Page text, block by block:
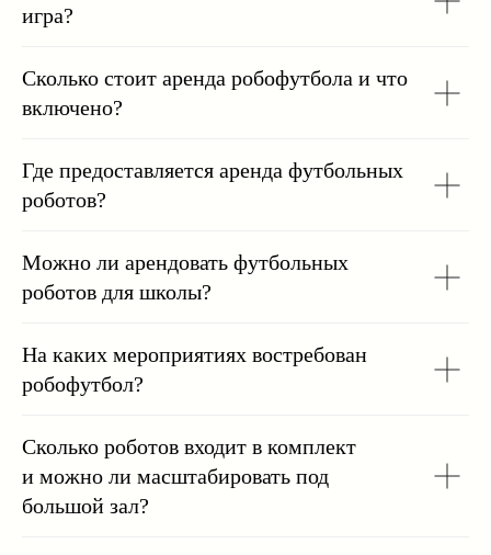
игра?
Сколько стоит аренда робофутбола и что
включено?
Где предоставляется аренда футбольных
роботов?
Можно ли арендовать футбольных
роботов для школы?
На каких мероприятиях востребован
робофутбол?
Сколько роботов входит в комплект
и можно ли масштабировать под
большой зал?